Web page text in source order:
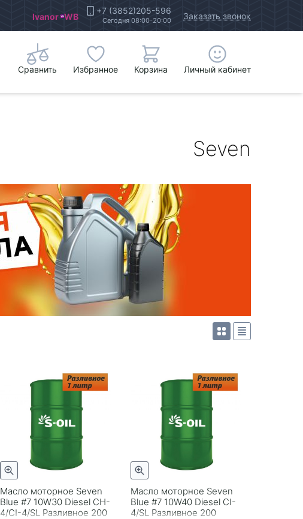
Ivanor WB +7 (3852)205-596
Сегодня 08:00-20:00 Заказать звонок
Сравнить Избранное Корзина Личный кабинет
Seven
Масло моторное Seven
Blue #7 10W30 Diesel CH-
4/CI-4/SL Разливное 200
Масло моторное Seven
Blue #7 10W40 Diesel CI-
4/SL Разливное 200